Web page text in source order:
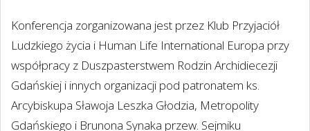
Konferencja zorganizowana jest przez Klub Przyjaciół
Ludzkiego życia i Human Life International Europa przy
współpracy z Duszpasterstwem Rodzin Archidiecezji
Gdańskiej i innych organizacji pod patronatem ks.
Arcybiskupa Sławoja Leszka Głodzia, Metropolity
Gdańskiego i Brunona Synaka przew. Sejmiku